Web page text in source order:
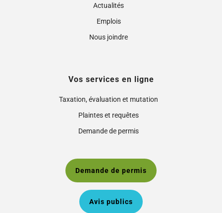
Actualités
Emplois
Nous joindre
Vos services en ligne
Taxation, évaluation et mutation
Plaintes et requêtes
Demande de permis
Demande de permis
Avis publics